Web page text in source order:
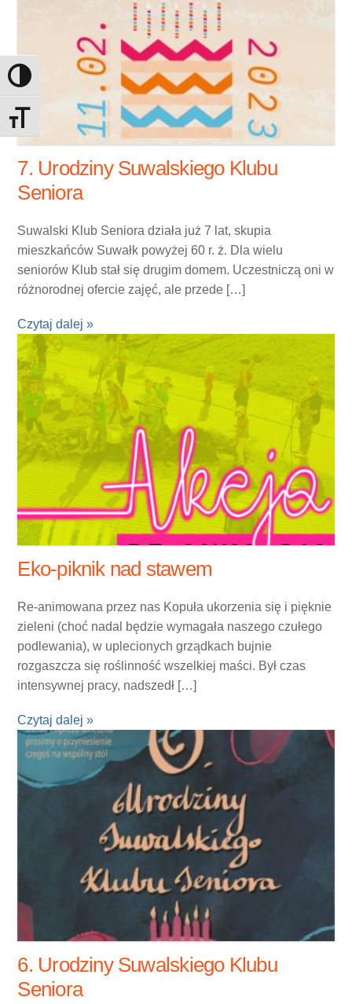
Toggle High Contrast
Toggle Font size
7. Urodziny Suwalskiego Klubu
Seniora
Suwalski Klub Seniora działa już 7 lat, skupia
mieszkańców Suwałk powyżej 60 r. ż. Dla wielu
seniorów Klub stał się drugim domem. Uczestniczą oni w
różnorodnej ofercie zajęć, ale przede […]
Czytaj dalej »
Eko-piknik nad stawem
Re-animowana przez nas Kopuła ukorzenia się i pięknie
zieleni (choć nadal będzie wymagała naszego czułego
podlewania), w uplecionych grządkach bujnie
rozgaszcza się roślinność wszelkiej maści. Był czas
intensywnej pracy, nadszedł […]
Czytaj dalej »
6. Urodziny Suwalskiego Klubu
Seniora